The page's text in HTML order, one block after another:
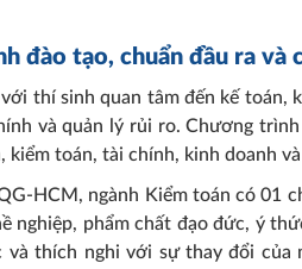
đào tạo, chuẩn đầu ra và
thí sinh quan tâm đến kế toán,
và quản lý rủi ro. Chương
toán, tài chính, kinh doanh
HCM, ngành Kiểm toán có 01
nghiệp, phẩm chất đạo đức, ý
và thích nghi với sự thay đổi